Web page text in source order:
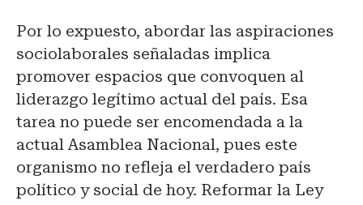
Por lo expuesto, abordar las aspiraciones
sociolaborales señaladas implica
promover espacios que convoquen al
liderazgo legítimo actual del país. Esa
tarea no puede ser encomendada a la
actual Asamblea Nacional, pues este
organismo no refleja el verdadero país
político y social de hoy. Reformar la Ley